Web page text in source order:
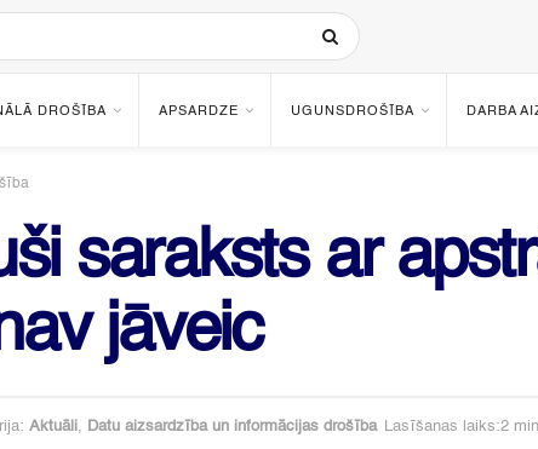
DROŠĪBA APSARDZE UGUNSDROŠĪBA DARBA
saraksts ar
jāveic
Aktuāli, Datu aizsardzība un informācijas drošība Lasīšanas laiks:2